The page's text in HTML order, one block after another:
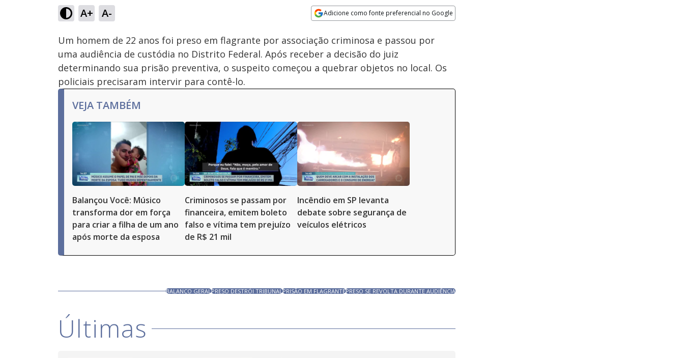
A+ A- Adicione como fonte preferencial no Google
Ativar
Som
19.99%
Velocidade
Um homem de 22 anos foi preso em flagrante por associação criminosa e passou por
uma audiência de custódia no Distrito Federal. Após receber a decisão do juiz
determinando sua prisão preventiva, o suspeito começou a quebrar objetos no local. Os
policiais precisaram intervir para contê-lo.
VEJA TAMBÉM
Balançou Você: Músico
transforma dor em força
para criar a filha de um ano
após morte da esposa
Criminosos se passam por
financeira, emitem boleto
falso e vítima tem prejuízo
de R$ 21 mil
Incêndio em SP levanta
debate sobre segurança de
veículos elétricos
BALANÇO GERALPRESO DESTRÓI TRIBUNALPRISÃO EM FLAGRANTEPRESO SE REVOLTA DURANTE AUDIÊNCIA
Últimas